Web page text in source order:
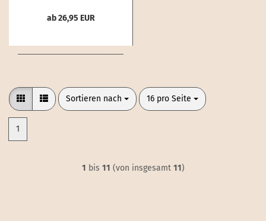
ab 26,95 EUR
Sortieren nach
Sortieren nach 16 pro Seite
pro Seite
1
1 bis 11 (von insgesamt 11)